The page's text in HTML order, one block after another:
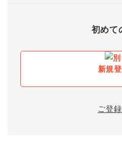
初めて
新規
ご登